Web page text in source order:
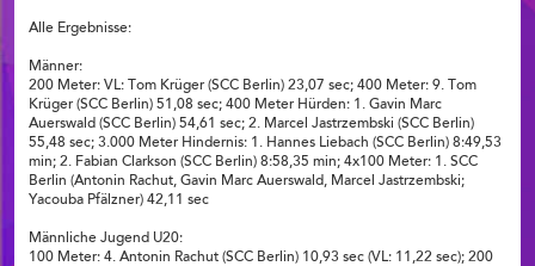
Alle Ergebnisse:
Männer:
200 Meter: VL: Tom Krüger (SCC Berlin) 23,07 sec; 400 Meter: 9. Tom
Krüger (SCC Berlin) 51,08 sec; 400 Meter Hürden: 1. Gavin Marc
Auerswald (SCC Berlin) 54,61 sec; 2. Marcel Jastrzembski (SCC Berlin)
55,48 sec; 3.000 Meter Hindernis: 1. Hannes Liebach (SCC Berlin) 8:49,53
min; 2. Fabian Clarkson (SCC Berlin) 8:58,35 min; 4x100 Meter: 1. SCC
Berlin (Antonin Rachut, Gavin Marc Auerswald, Marcel Jastrzembski;
Yacouba Pfälzner) 42,11 sec
Männliche Jugend U20:
100 Meter: 4. Antonin Rachut (SCC Berlin) 10,93 sec (VL: 11,22 sec); 200